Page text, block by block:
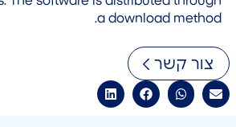
a download method.
צור קשר